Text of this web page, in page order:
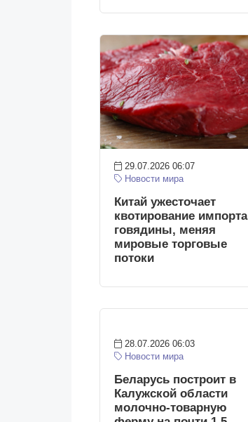
29.07.2026 06:07
Новости мира
Китай ужесточает
квотирование импорта
говядины, меняя
мировые торговые
потоки
28.07.2026 06:03
Новости мира
Беларусь построит в
Калужской области
молочно-товарную